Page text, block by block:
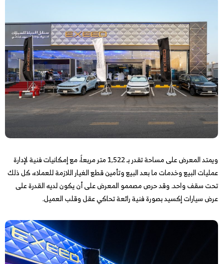
ويمتد المعرض على مساحة تقدر بـ 1,522 متر مربعاً، مع إمكانيات فنية لإدارة
عمليات البيع وخدمات ما بعد البيع وتأمين قطع الغيار اللازمة للعملاء، كل ذلك
تحت سقف واحد. وقد حرص مصممو المعرض على أن يكون لديه القدرة على
عرض سيارات إكسيد بصورة فنية رائعة تحاكي عقل وقلب العميل.